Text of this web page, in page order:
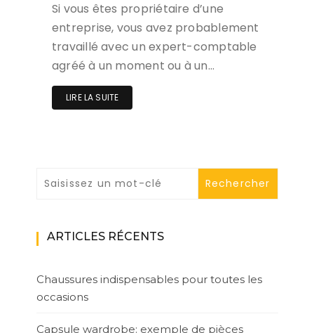
Si vous êtes propriétaire d’une
entreprise, vous avez probablement
travaillé avec un expert-comptable
agréé à un moment ou à un…
LIRE LA SUITE
ARTICLES RÉCENTS
Chaussures indispensables pour toutes les
occasions
Capsule wardrobe: exemple de pièces